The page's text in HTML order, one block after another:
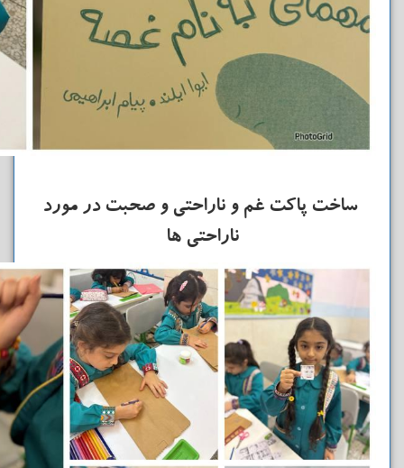
ساخت پاکت غم و ناراحتی و صحبت در مورد
ناراحتی ها